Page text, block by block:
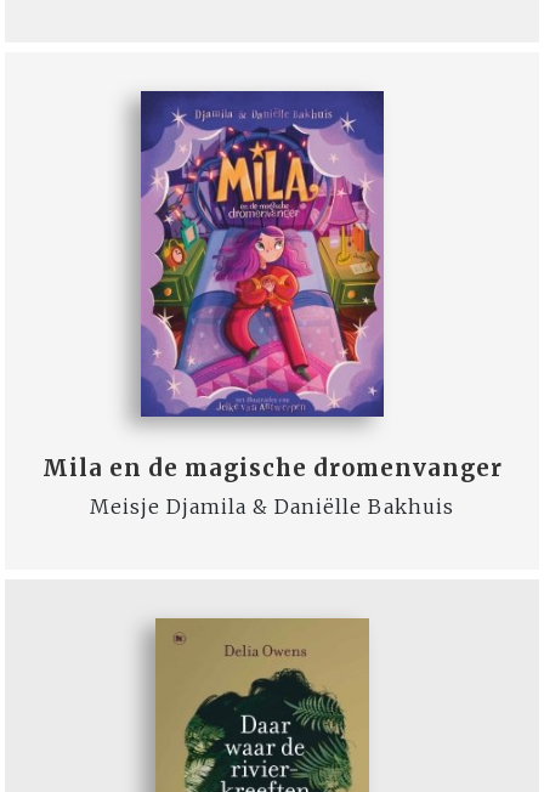
Mila en de magische dromenvanger
Meisje Djamila & Daniëlle Bakhuis